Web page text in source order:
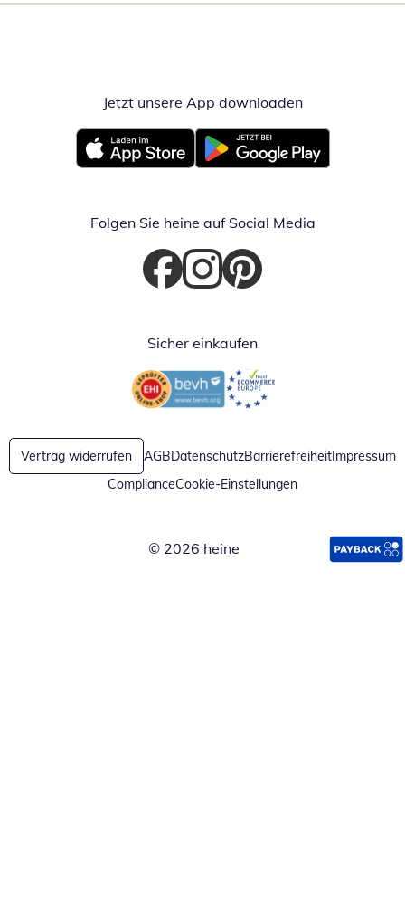
Jetzt unsere App downloadenÖffnet in
Öffnet in neuem FensterÖffnet in neuem Fenster
Folgen Sie heine auf Social Media
Öffnet in neuem Fenster
Öffnet in neuem Fenster
Öffnet in neuem Fenster
Sicher einkaufen
Öffnet in neuem FensterÖffnet in neuem Fenster
Vertrag widerrufen AGBDatenschutzBarrierefreiheitImpressum
ComplianceCookie-Einstellungen
© 2026 heine